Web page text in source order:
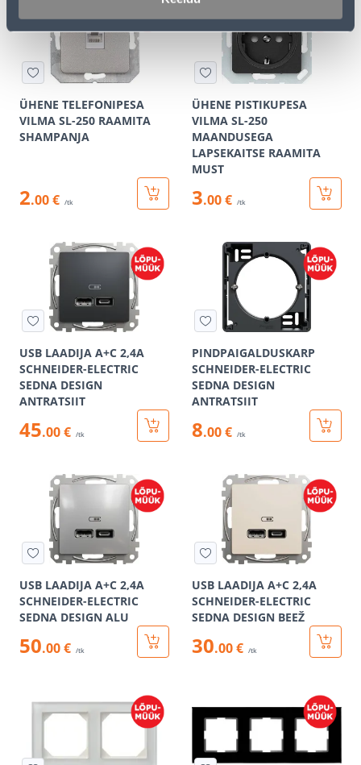
ÜHENE TELEFONIPESA
VILMA SL-250 RAAMITA
SHAMPANJA
2.00 € /tk
ÜHENE PISTIKUPESA
VILMA SL-250
MAANDUSEGA
LAPSEKAITSE RAAMITA
MUST
3.00 € /tk
USB LAADIJA A+C 2,4A
SCHNEIDER-ELECTRIC
SEDNA DESIGN
ANTRATSIIT
45.00 € /tk
PINDPAIGALDUSKARP
SCHNEIDER-ELECTRIC
SEDNA DESIGN
ANTRATSIIT
8.00 € /tk
USB LAADIJA A+C 2,4A
SCHNEIDER-ELECTRIC
SEDNA DESIGN ALU
50.00 € /tk
USB LAADIJA A+C 2,4A
SCHNEIDER-ELECTRIC
SEDNA DESIGN BEEŽ
30.00 € /tk